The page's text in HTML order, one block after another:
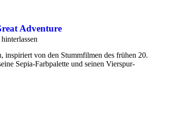
Adventure
inspiriert von den Stummfilmen des frühen 20.
Sepia-Farbpalette und seinen Vierspur-